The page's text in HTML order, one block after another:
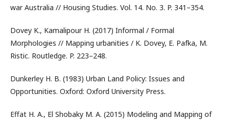
war Australia // Housing Studies. Vol. 14. No. 3. P. 341–354.
Dovey K., Kamalipour H. (2017) Informal / Formal
Morphologies // Mapping urbanities / K. Dovey, E. Pafka, M.
Ristic. Routledge. P. 223–248.
Dunkerley H. B. (1983) Urban Land Policy: Issues and
Opportunities. Oxford: Oxford University Press.
Effat H. A., El Shobaky M. A. (2015) Modeling and Mapping of